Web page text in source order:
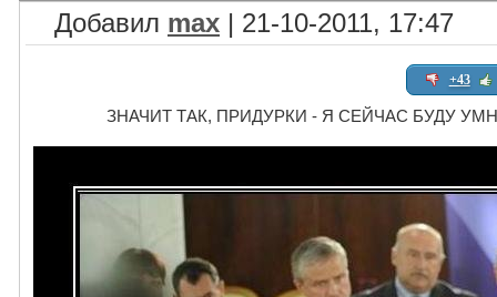
Добавил max | 21-10-2011, 17:47
+43
ЗНАЧИТ ТАК, ПРИДУРКИ - Я СЕЙЧАС БУДУ